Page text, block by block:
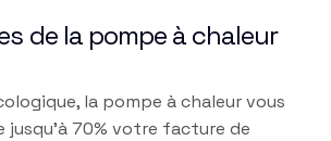
de la pompe à chaleur
la pompe à chaleur vous
jusqu'à 70% votre facture de